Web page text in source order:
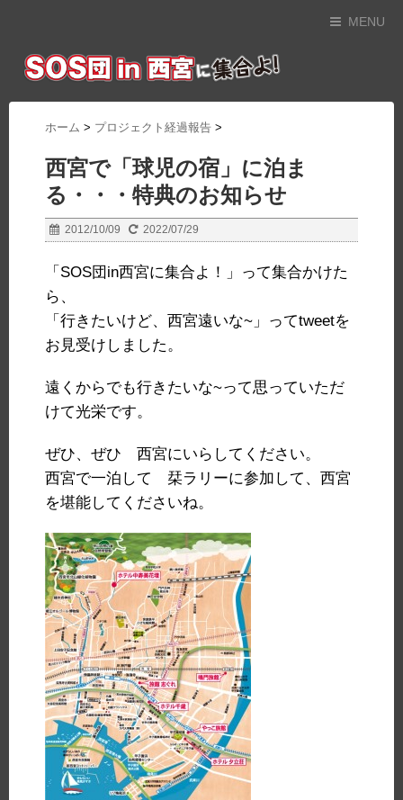
MENU
ホーム > プロジェクト経過報告 >
西宮で「球児の宿」に泊ま
る・・・特典のお知らせ
2012/10/09 2022/07/29
「SOS団in西宮に集合よ！」って集合かけた
ら、
「行きたいけど、西宮遠いな~」ってtweetを
お見受けしました。
遠くからでも行きたいな~って思っていただ
けて光栄です。
ぜひ、ぜひ 西宮にいらしてください。
西宮で一泊して 栞ラリーに参加して、西宮
を堪能してくださいね。